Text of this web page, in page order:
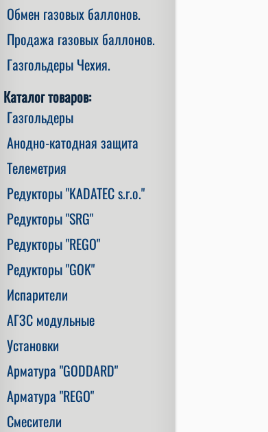
Обмен газовых баллонов.
Продажа газовых баллонов.
Газгольдеры Чехия.
Каталог товаров:
Газгольдеры
Анодно-катодная защита
Телеметрия
Редукторы "KADATEC s.r.o."
Редукторы "SRG"
Редукторы "REGO"
Редукторы "GOK"
Испарители
АГЗС модульные
Установки
Арматура "GODDARD"
Арматура "REGO"
Смесители